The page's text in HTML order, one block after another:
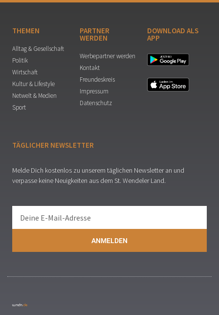
THEMEN
Alltag & Gesellschaft
Politik
Wirtschaft
Kultur & Lifestyle
Netwelt & Medien
Sport
PARTNER
WERDEN
Werbepartner werden
Kontakt
Freundeskreis
Impressum
Datenschutz
DOWNLOAD ALS
APP
TÄGLICHER NEWSLETTER
Melde Dich kostenlos zu unserem täglichen Newsletter an und
verpasse keine Neuigkeiten aus dem St. Wendeler Land.
ANMELDEN